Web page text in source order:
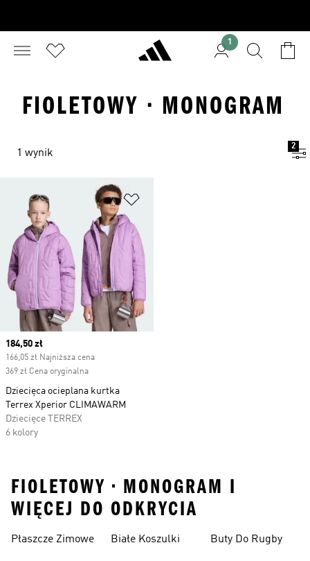
1
FIOLETOWY · MONOGRAM
1 wynik
2
Current price
184,50 zł
166,05 zł Najniższa cena
369 zł Cena oryginalna
Dziecięca ocieplana kurtka
Terrex Xperior CLIMAWARM
Dziecięce TERREX
6 kolory
FIOLETOWY • MONOGRAM I
WIĘCEJ DO ODKRYCIA
Płaszcze Zimowe Białe Koszulki Buty Do Rugby